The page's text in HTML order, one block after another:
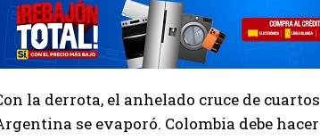
la derrota, el anhelado cruce de
se evaporó. Colombia debe